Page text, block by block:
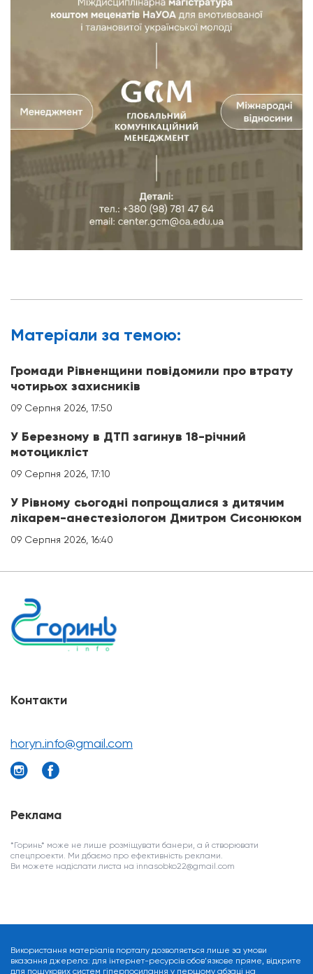
Матерiали за темою:
Громади Рівненщини повідомили про втрату
чотирьох захисників
09 Серпня 2026, 17:50
У Березному в ДТП загинув 18-річний
мотоцикліст
09 Серпня 2026, 17:10
У Рівному сьогодні попрощалися з дитячим
лікарем-анестезіологом Дмитром Сисонюком
09 Серпня 2026, 16:40
Контакти
horyn.info@gmail.com
Реклама
*Горинь* може не лише розміщувати банери, а й створювати
спецпроекти. Ми дбаємо про ефективність реклами.
Ви можете надіслати листа на innasobko22@gmail.com
Використання матеріалів порталу дозволяється лише за умови
вказання джерела: для інтернет-ресурсів обов’язкове пряме, відкрите
для пошукових систем гіперпосилання у першому абзаці на